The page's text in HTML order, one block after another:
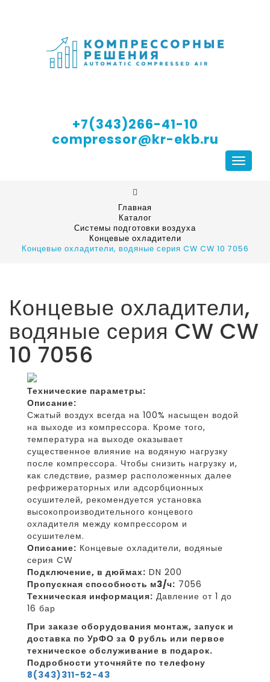
+7(343)266-41-10
compressor@kr-ekb.ru
Главная
Каталог
Системы подготовки воздуха
Концевые охладители
Концевые охладители, водяные серия CW CW 10 7056
Концевые охладители,
водяные серия CW CW
10 7056
Технические параметры:
Описание:
Сжатый воздух всегда на 100% насыщен водой
на выходе из компрессора. Кроме того,
температура на выходе оказывает
существенное влияние на водяную нагрузку
после компрессора. Чтобы снизить нагрузку и,
как следствие, размер расположенных далее
рефрижераторных или адсорбционных
осушителей, рекомендуется установка
высокопроизводительного концевого
охладителя между компрессором и
осушителем.
Описание: Концевые охладители, водяные
серия CW
Подключение, в дюймах: DN 200
Пропускная способность м3/ч: 7056
Техническая информация: Давление от 1 до
16 бар
При заказе оборудования монтаж, запуск и
доставка по УрФО за 0 рубль или первое
техническое обслуживание в подарок.
Подробности уточняйте по телефону
8(343)311-52-43